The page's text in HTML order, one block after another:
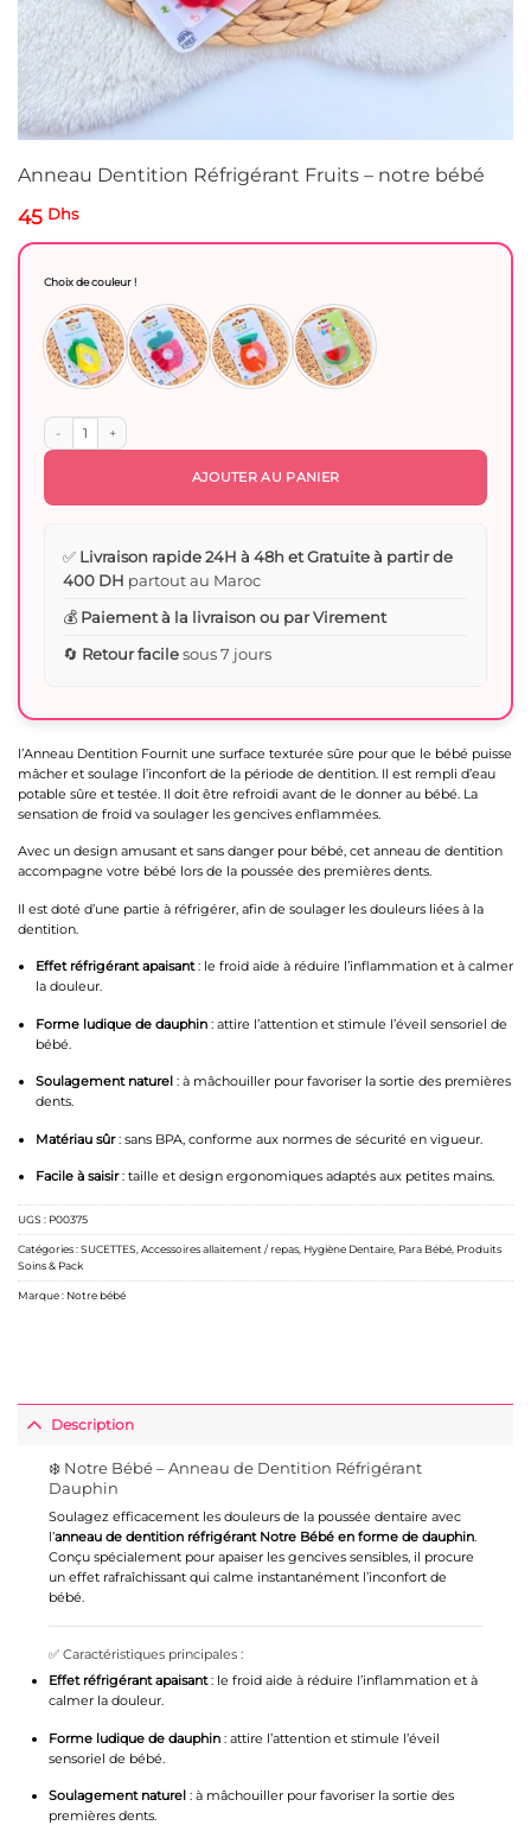
Anneau Dentition Réfrigérant Fruits – notre bébé
45 Dhs
l’Anneau Dentition Fournit une surface texturée sûre pour que le bébé puisse
mâcher et soulage l’inconfort de la période de dentition. Il est rempli d’eau
potable sûre et testée. Il doit être refroidi avant de le donner au bébé. La
sensation de froid va soulager les gencives enflammées.
Avec un design amusant et sans danger pour bébé, cet anneau de dentition
accompagne votre bébé lors de la poussée des premières dents.
Il est doté d’une partie à réfrigérer, afin de soulager les douleurs liées à la
dentition.
Effet réfrigérant apaisant: le froid aide à réduire l’inflammation et à calmer
la douleur.
Forme ludique de dauphin: attire l’attention et stimule l’éveil sensoriel de
bébé.
Soulagement naturel: à mâchouiller pour favoriser la sortie des premières
dents.
Matériau sûr: sans BPA, conforme aux normes de sécurité en vigueur.
Facile à saisir: taille et design ergonomiques adaptés aux petites mains.
Choix de couleur !
quantité de Anneau Dentition Réfrigérant Fruits - notre bébé
AJOUTER AU PANIER
✅ Livraison rapide 24H à 48h et Gratuite à partir de
400 DH partout au Maroc
💰 Paiement à la livraison ou par Virement
🔄 Retour facilesous 7 jours
UGS : P00375
Catégories :SUCETTES Accessoires allaitement / repas Hygiène Dentaire Para Bébé Produits
Soins & Pack
Marque : Notre bébé
Description
❄️ Notre Bébé – Anneau de Dentition Réfrigérant
Dauphin
Soulagez efficacement les douleurs de la poussée dentaire avec
l’anneau de dentition réfrigérant Notre Bébé en forme de dauphin.
Conçu spécialement pour apaiser les gencives sensibles, il procure
un effet rafraîchissant qui calme instantanément l’inconfort de
bébé.
✅ Caractéristiques principales :
Effet réfrigérant apaisant: le froid aide à réduire l’inflammation et à
calmer la douleur.
Forme ludique de dauphin: attire l’attention et stimule l’éveil
sensoriel de bébé.
Soulagement naturel: à mâchouiller pour favoriser la sortie des
premières dents.